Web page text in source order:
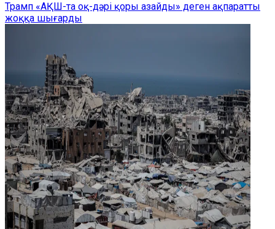
Трамп «АҚШ-та оқ-дәрі қоры азайды» деген ақпаратты
жоққа шығарды